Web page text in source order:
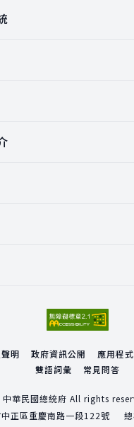
明 政府資訊公開 應用程
雙語詞彙
常見問答
中華民國總統府 All rights
正區重慶南路一段122號 總